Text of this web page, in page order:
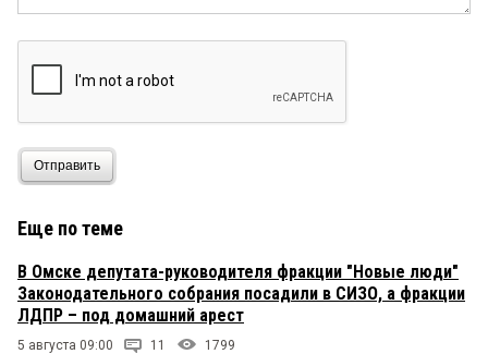
Отправить
Еще по теме
В Омске депутата-руководителя фракции "Новые люди"
Законодательного собрания посадили в СИЗО, а фракции
ЛДПР – под домашний арест
5 августа 09:00 11 1799